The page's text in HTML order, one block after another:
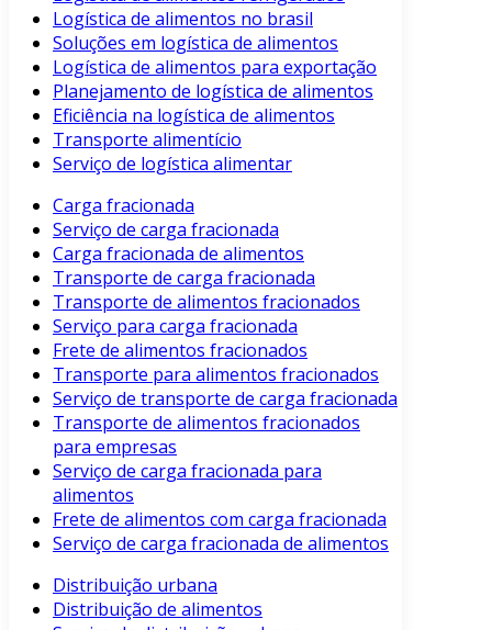
Logística de alimentos no brasil
Soluções em logística de alimentos
Logística de alimentos para exportação
Planejamento de logística de alimentos
Eficiência na logística de alimentos
Transporte alimentício
Serviço de logística alimentar
Carga fracionada
Serviço de carga fracionada
Carga fracionada de alimentos
Transporte de carga fracionada
Transporte de alimentos fracionados
Serviço para carga fracionada
Frete de alimentos fracionados
Transporte para alimentos fracionados
Serviço de transporte de carga fracionada
Transporte de alimentos fracionados
para empresas
Serviço de carga fracionada para
alimentos
Frete de alimentos com carga fracionada
Serviço de carga fracionada de alimentos
Distribuição urbana
Distribuição de alimentos